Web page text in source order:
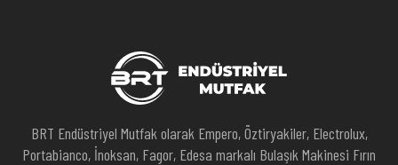
BRT Endüstriyel Mutfak olarak Empero, Öztiryakiler, Electrolux,
Portabianco, İnoksan, Fagor, Edesa markalı Bulaşık Makinesi Fırın